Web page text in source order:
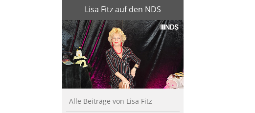
Lisa Fitz auf den NDS
Alle Beiträge von Lisa Fitz